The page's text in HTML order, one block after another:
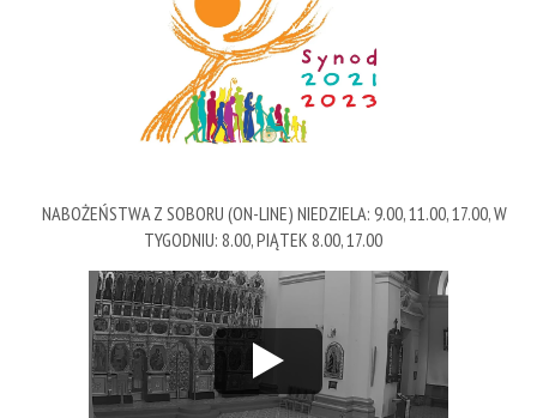
NABOŻEŃSTWA Z SOBORU (ON-LINE) NIEDZIELA: 9.00, 11.00, 17.00, W
TYGODNIU: 8.00, PIĄTEK 8.00, 17.00